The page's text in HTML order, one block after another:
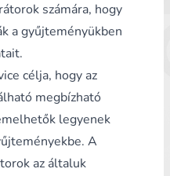
számára, hogy
a gyűjteményükben
célja, hogy az
megbízható
legyenek
A
az általuk